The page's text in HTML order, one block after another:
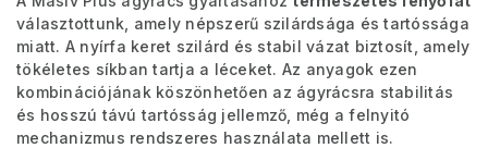
választottunk, amely népszerű szilárdsága és tartóssága
miatt. A nyírfa keret szilárd és stabil vázat biztosít, amely
tökéletes síkban tartja a léceket. Az anyagok ezen
kombinációjának köszönhetően az ágyrácsra stabilitás
és hosszú távú tartósság jellemző, még a felnyitó
mechanizmus rendszeres használata mellett is.